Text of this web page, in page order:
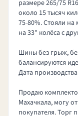
размере 265/75
около 15 тысяч
75-80%. Стояли
на 33" колёса с
Шины без грыж,
балансируются
Дата
Продаю
Махачкала, могу
покупателя. Торг